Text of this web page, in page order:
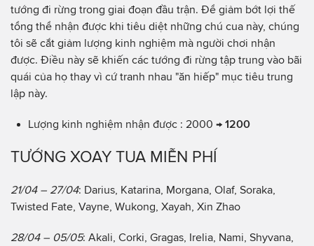
tướng đi rừng trong giai đoạn đầu trận. Để giảm bớt lợi thế
tổng thể nhận được khi tiêu diệt những chú cua này, chúng
tôi sẽ cắt giảm lượng kinh nghiệm mà người chơi nhận
được. Điều này sẽ khiến các tướng đi rừng tập trung vào bãi
quái của họ thay vì cứ tranh nhau "ăn hiếp" mục tiêu trung
lập này.
Lượng kinh nghiệm nhận được : 2000 → 1200
TƯỚNG XOAY TUA MIỄN PHÍ
21/04 – 27/04: Darius, Katarina, Morgana, Olaf, Soraka,
Twisted Fate, Vayne, Wukong, Xayah, Xin Zhao
28/04 – 05/05: Akali, Corki, Gragas, Irelia, Nami, Shyvana,